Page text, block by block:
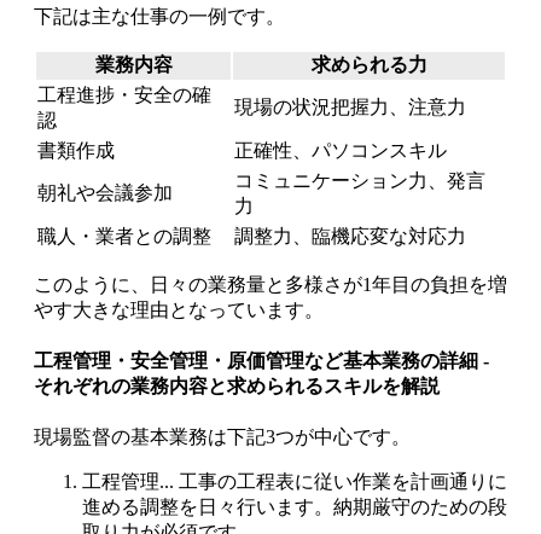
下記は主な仕事の一例です。
業務内容
求められる力
工程進捗・安全の確
認
現場の状況把握力、注意力
書類作成 正確性、パソコンスキル
朝礼や会議参加
コミュニケーション力、発言
力
職人・業者との調整
調整力、臨機応変な対応力
このように、日々の業務量と多様さが1年目の負担を増
やす大きな理由となっています。
工程管理・安全管理・原価管理など基本業務の詳細 -
それぞれの業務内容と求められるスキルを解説
現場監督の基本業務は下記3つが中心です。
工程管理... 工事の工程表に従い作業を計画通りに
進める調整を日々行います。納期厳守のための段